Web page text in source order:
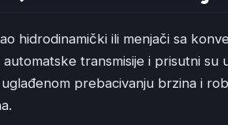
hidrodinamički ili menjači sa
transmisije i prisutni su
prebacivanju brzina i